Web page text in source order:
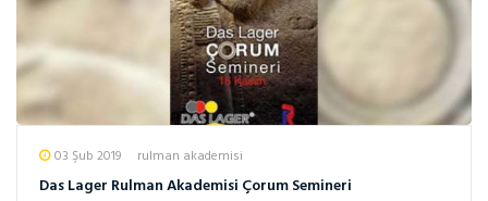
03 Şub 2019 rulman akademisi
Das Lager Rulman Akademisi Çorum Semineri